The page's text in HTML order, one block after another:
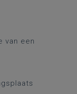
van een